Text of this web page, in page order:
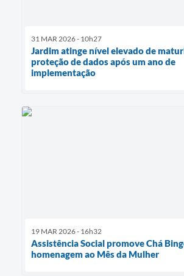
31 MAR 2026 - 10h27
Jardim atinge nível elevado de
proteção de dados após um ano de
implementação
19 MAR 2026 - 16h32
Assistência Social promove Chá
homenagem ao Mês da Mulher